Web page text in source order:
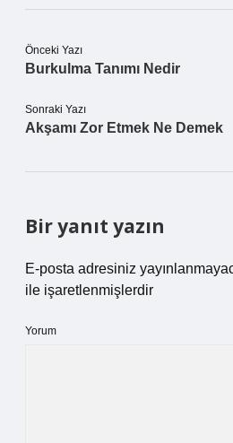
Önceki Yazı
Burkulma Tanımı Nedir
Sonraki Yazı
Akşamı Zor Etmek Ne Demek
Bir yanıt yazın
E-posta adresiniz
ile işaretlenmişlerdir
Yorum